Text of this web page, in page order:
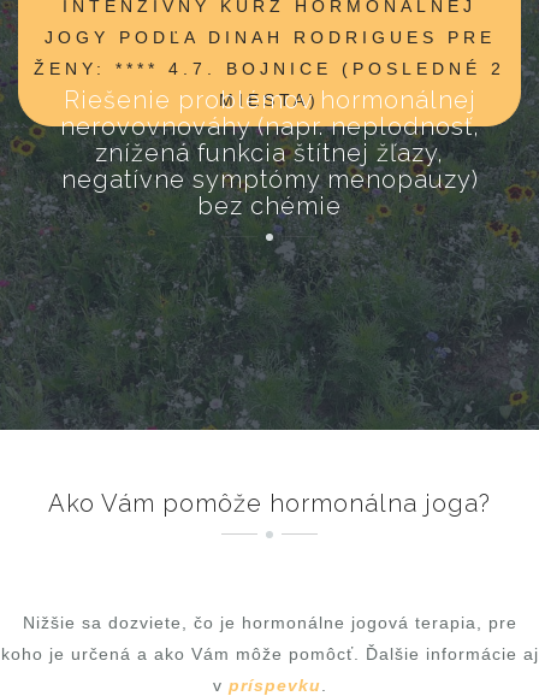
INTENZÍVNY KURZ HORMONÁLNEJ
JOGY PODĽA DINAH RODRIGUES PRE
ŽENY: **** 4.7. BOJNICE (POSLEDNÉ 2
MIESTA)
Riešenie problémov hormonálnej
nerovovnováhy (napr. neplodnosť,
znížená funkcia štítnej žľazy,
negatívne symptómy menopauzy)
bez chémie
Ako Vám pomôže hormonálna joga?
Nižšie sa dozviete, čo je hormonálne jogová terapia, pre
koho je určená a ako Vám môže pomôcť. Ďalšie informácie aj
v príspevku